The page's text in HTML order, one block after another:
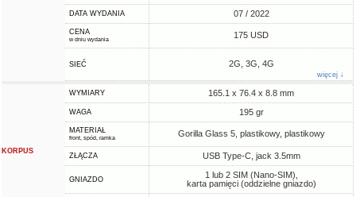
DATA WYDANIA 07 / 2022
CENA
w dniu wydania 175 USD
SIEĆ 2G, 3G, 4G
więcej ↓
KORPUS
WYMIARY 165.1 x 76.4 x 8.8 mm
WAGA 195 gr
MATERIAŁ
front, spód, ramka Gorilla Glass 5, plastikowy, plastikowy
ZŁĄCZA USB Type-C, jack 3.5mm
GNIAZDO
1 lub 2 SIM (Nano-SIM),
karta pamięci (oddzielne gniazdo)